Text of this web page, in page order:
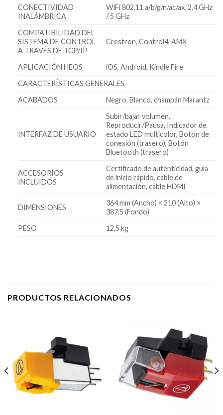
CONECTIVIDAD
INALÁMBRICA
WiFi 802.11 a/b/g/n/ac/ax, 2.4 GHz
/ 5 GHz
COMPATIBILIDAD DEL
SISTEMA DE CONTROL
A TRAVÉS DE TCP/IP
Crestron, Control4, AMX
APLICACIÓN HEOS
iOS, Android, Kindle Fire
CARACTERÍSTICAS GENERALES
ACABADOS
Negro, Blanco, champán Marantz
INTERFAZ DE USUARIO
Subir/bajar volumen,
Reproducir/Pausa, Indicador de
estado LED multicolor, Botón de
conexión (trasero), Botón
Bluetooth (trasero)
ACCESORIOS
INCLUIDOS
Certificado de autenticidad, guía
de inicio rápido, cable de
alimentación, cable HDMI
DIMENSIONES
364 mm (Ancho) × 210 (Alto) ×
387.5 (Fondo)
PESO
12,5 kg
PRODUCTOS RELACIONADOS